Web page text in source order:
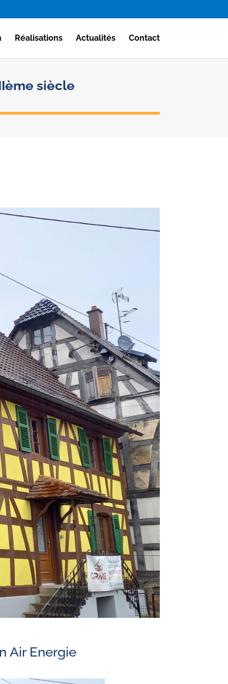
Réalisations Actualités Contact
siècle
Air Energie